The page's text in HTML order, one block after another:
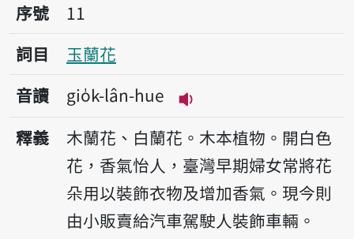
序號11玉蘭花
序號
11
詞目
玉蘭花
音讀
gio̍k-lân-hue
播放音讀gio̍k-lân-hue
釋義
木蘭花、白蘭花。木本植物。開白色
花，香氣怡人，臺灣早期婦女常將花
朵用以裝飾衣物及增加香氣。現今則
由小販賣給汽車駕駛人裝飾車輛。